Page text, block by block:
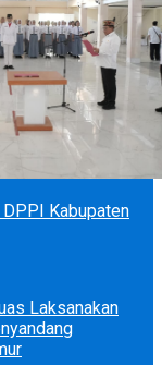
DPPI Kabupaten
Laksanakan